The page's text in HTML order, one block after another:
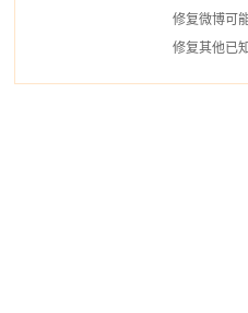
修复微博可
修复其他已